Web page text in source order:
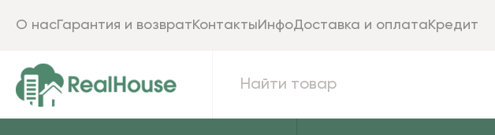
О насГарантия и возвратКонтактыИнфоДоставка и оплатаКредит